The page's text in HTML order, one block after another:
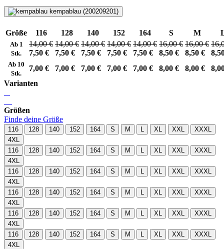
kempablau (200209201)
Größe 116 128 140 152 164 S M
Ab 1
Stk.
14,00 €
7,50 €
14,00 €
7,50 €
14,00 €
7,50 €
14,00 €
7,50 €
14,00 €
7,50 €
16,00 €
8,50 €
16,00 €
8,50 €
Ab 10
Stk.
7,00 € 7,00 € 7,00 € 7,00 € 7,00 € 8,00 € 8,00 €
Varianten
Größen
Finde deine Größe
116 128 140 152 164 S M L XL XXL
XXXL
4XL
116
128 140 152 164 S M L XL XXL
XXXL
4XL
116
128 140 152 164 S M L XL XXL
XXXL
4XL
116
128 140 152 164 S M L XL XXL
XXXL
4XL
116
128 140 152 164 S M L XL XXL
XXXL
4XL
116
128 140 152 164 S M L XL XXL
XXXL
4XL